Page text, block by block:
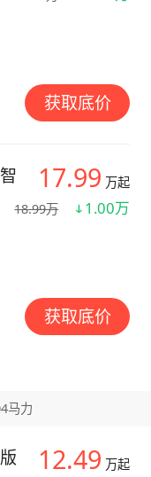
获取底价
17.99 万起
18.99万
1.00万
获取底价
马力
12.49 万起